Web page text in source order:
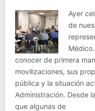
Ayer
de
conocer de primera
movilizaciones, sus
pública y la situación
Administración. Desde
que algunas de